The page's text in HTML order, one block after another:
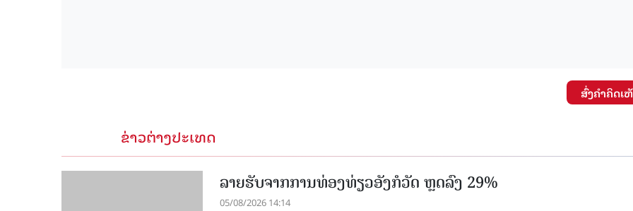
ສົ່ງຄໍາຄິດເ
ຂ່າວຕ່າງປະເທດ
ລາຍຮັບຈາກການທ່ອງທ່ຽວອັງກໍວັດ ຫຼດລົງ 29%
05/08/2026 14:14